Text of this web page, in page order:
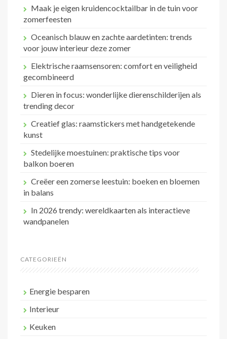
Maak je eigen kruidencocktailbar in de tuin voor
zomerfeesten
Oceanisch blauw en zachte aardetinten: trends
voor jouw interieur deze zomer
Elektrische raamsensoren: comfort en veiligheid
gecombineerd
Dieren in focus: wonderlijke dierenschilderijen als
trending decor
Creatief glas: raamstickers met handgetekende
kunst
Stedelijke moestuinen: praktische tips voor
balkon boeren
Creëer een zomerse leestuin: boeken en bloemen
in balans
In 2026 trendy: wereldkaarten als interactieve
wandpanelen
CATEGORIEËN
Energie besparen
Interieur
Keuken